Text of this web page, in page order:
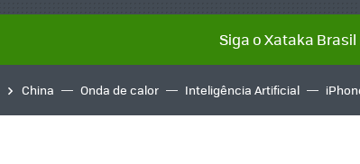
Siga o Xataka
China Onda de calor Inteligência Artificial